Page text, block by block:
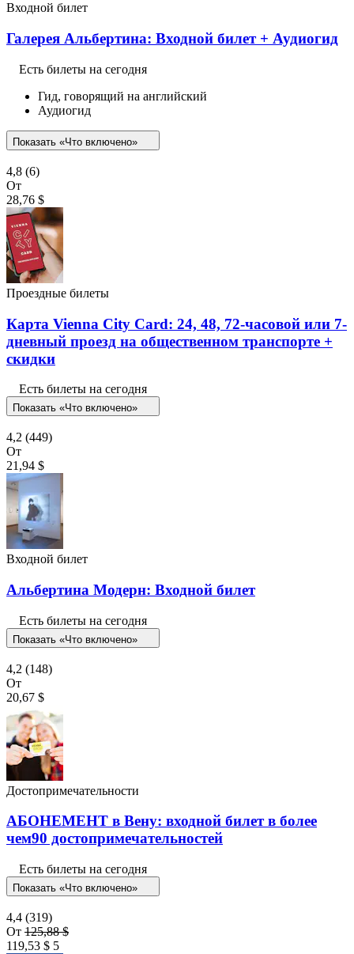
Входной билет
Галерея Альбертина: Входной билет + Аудиогид
Есть билеты на сегодня
Гид, говорящий на английский
Аудиогид
Показать «Что включено»
4,8 (6)
От
28,76 $
Проездные билеты
Карта Vienna City Card: 24, 48, 72-часовой или 7-
дневный проезд на общественном транспорте +
скидки
Есть билеты на сегодня
Показать «Что включено»
4,2 (449)
От
21,94 $
Входной билет
Альбертина Модерн: Входной билет
Есть билеты на сегодня
Показать «Что включено»
4,2 (148)
От
20,67 $
Достопримечательности
АБОНЕМЕНТ в Вену: входной билет в более
чем90 достопримечательностей
Есть билеты на сегодня
Показать «Что включено»
4,4 (319)
От 125,88 $
119,53 $ 5